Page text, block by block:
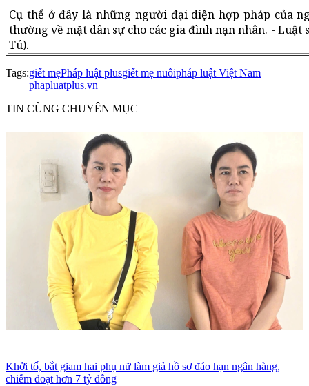
Cụ thể ở đây là những người đại diện hợp pháp của
thường về mặt dân sự cho các gia đình nạn nhân. -
Tú).
Tags:giết mẹPháp luật plusgiết mẹ nuôipháp luật Việt Nam
phapluatplus.vn
TIN CÙNG CHUYÊN MỤC
Khởi tố, bắt giam hai phụ nữ làm giả hồ sơ đáo hạn ngân hàng,
chiếm đoạt hơn 7 tỷ đồng